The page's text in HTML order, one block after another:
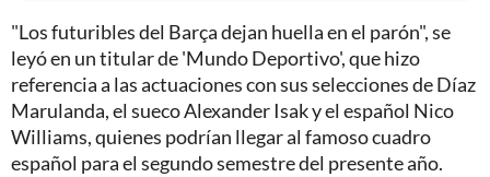
"Los futuribles del Barça dejan huella en el parón", se
leyó en un titular de 'Mundo Deportivo', que hizo
referencia a las actuaciones con sus selecciones de Díaz
Marulanda, el sueco Alexander Isak y el español Nico
Williams, quienes podrían llegar al famoso cuadro
español para el segundo semestre del presente año.